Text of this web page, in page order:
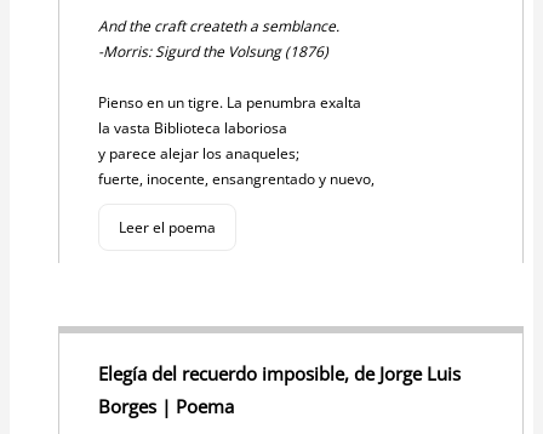
And the craft createth a semblance.
-Morris: Sigurd the Volsung (1876)
Pienso en un tigre. La penumbra exalta
la vasta Biblioteca laboriosa
y parece alejar los anaqueles;
fuerte, inocente, ensangrentado y nuevo,
Leer el poema
Elegía del recuerdo imposible, de Jorge Luis
Borges | Poema